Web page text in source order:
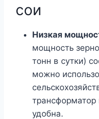
сои
Низкая
мощность
тонн в сутки)
можно
трансформатор
удобна.